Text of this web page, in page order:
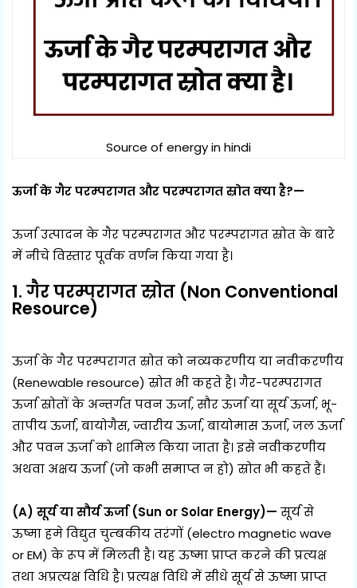
Source of energy in hindi
ऊर्जा के गैर परम्परागत और परम्परागत स्रोत क्या है?—
ऊर्जा उत्पादन के गैर परम्परागत और परम्परागत स्रोत के बारे
में नीचे विस्तार पूर्वक वर्णन किया गया है।
1. गैर परम्परागत स्रोत (Non Conventional
Resource)
ऊर्जा के गैर परम्परागत स्रोत को नव्यकरणीय या नवीकरणीय
(Renewable resource) स्रोत भी कहते है। गैर-परम्परागत
ऊर्जा स्रोतों के अन्तर्गत पवन ऊर्जा, सौर ऊर्जा या सूर्य ऊर्जा, भू-
तापीय ऊर्जा, बायोगैस, ज्वारीय ऊर्जा, बायोमास ऊर्जा, जल ऊर्जा
और पवन ऊर्जा को शामिल किया जाता है। इसे नवीकरणीय
अथवा अक्षय ऊर्जा (जो कभी समाप्त न हो) स्रोत भी कहते हैं।
(A) सूर्य या सौर्य ऊर्जा (Sun or Solar Energy)— सूर्य से
ऊष्मा हमे विद्युत चुम्बकीय तरंगों (electro magnetic wave
or EM) के रूप में मिलती है। यह ऊष्मा प्राप्त करने की प्रत्यक्ष
तथा अप्रत्यक्ष विधि है। प्रत्यक्ष विधि में सीधे सूर्य से ऊष्मा प्राप्त